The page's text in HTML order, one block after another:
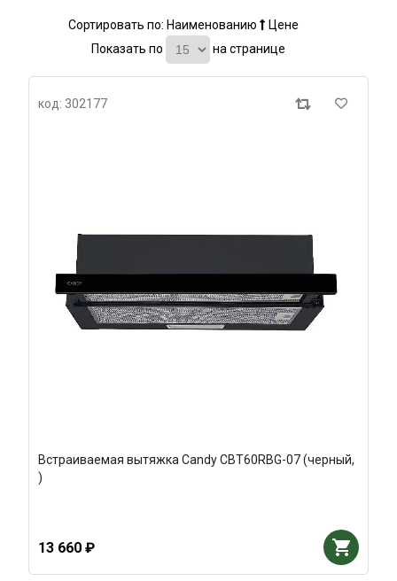
Сортировать по: Наименованию
Цене
Показать по
на странице
код: 302177
Встраиваемая вытяжка Candy CBT60RBG-07 (черный,
)
13 660 ₽